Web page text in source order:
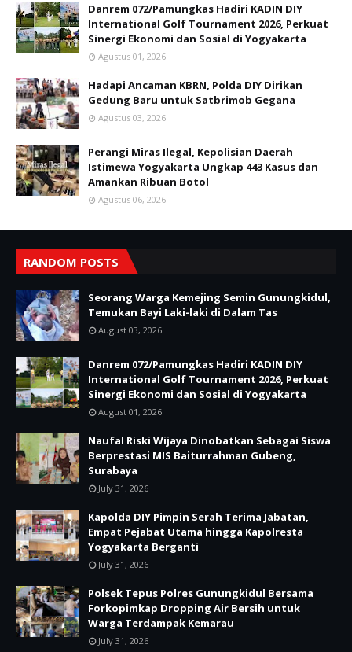
Danrem 072/Pamungkas Hadiri KADIN DIY
International Golf Tournament 2026, Perkuat
Sinergi Ekonomi dan Sosial di Yogyakarta
Agustus 01, 2026
Hadapi Ancaman KBRN, Polda DIY Dirikan
Gedung Baru untuk Satbrimob Gegana
Agustus 03, 2026
Perangi Miras Ilegal, Kepolisian Daerah
Istimewa Yogyakarta Ungkap 443 Kasus dan
Amankan Ribuan Botol
Agustus 06, 2026
RANDOM POSTS
Seorang Warga Kemejing Semin Gunungkidul,
Temukan Bayi Laki-laki di Dalam Tas
August 03, 2026
Danrem 072/Pamungkas Hadiri KADIN DIY
International Golf Tournament 2026, Perkuat
Sinergi Ekonomi dan Sosial di Yogyakarta
August 01, 2026
Naufal Riski Wijaya Dinobatkan Sebagai Siswa
Berprestasi MIS Baiturrahman Gubeng,
Surabaya
July 31, 2026
Kapolda DIY Pimpin Serah Terima Jabatan,
Empat Pejabat Utama hingga Kapolresta
Yogyakarta Berganti
July 31, 2026
Polsek Tepus Polres Gunungkidul Bersama
Forkopimkap Dropping Air Bersih untuk
Warga Terdampak Kemarau
July 31, 2026